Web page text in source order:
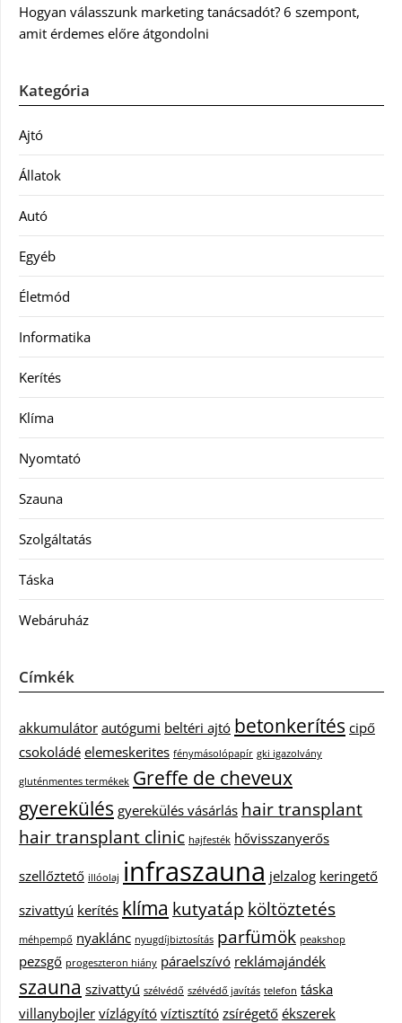
Hogyan válasszunk marketing tanácsadót? 6 szempont,
amit érdemes előre átgondolni
Kategória
Ajtó
Állatok
Autó
Egyéb
Életmód
Informatika
Kerítés
Klíma
Nyomtató
Szauna
Szolgáltatás
Táska
Webáruház
Címkék
akkumulátor autógumi beltéri ajtó betonkerítés cipő
csokoládé elemeskerites fénymásolópapír gki igazolvány
gluténmentes termékek Greffe de cheveux
gyerekülés gyerekülés vásárlás hair transplant
hair transplant clinic hajfesték hővisszanyerős
szellőztető illóolaj infraszauna jelzalog keringető
szivattyú kerítés klíma kutyatáp költöztetés
méhpempő nyaklánc nyugdíjbiztosítás parfümök peakshop
pezsgő progeszteron hiány páraelszívó reklámajándék
szauna szivattyú szélvédő szélvédő javítás telefon táska
villanybojler vízlágyító víztisztító zsírégető ékszerek